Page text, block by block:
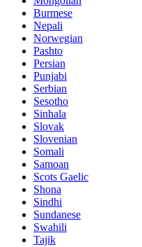
Burmese
Nepali
Norwegian
Pashto
Persian
Punjabi
Serbian
Sesotho
Sinhala
Slovak
Slovenian
Somali
Samoan
Scots Gaelic
Shona
Sindhi
Sundanese
Swahili
Tajik